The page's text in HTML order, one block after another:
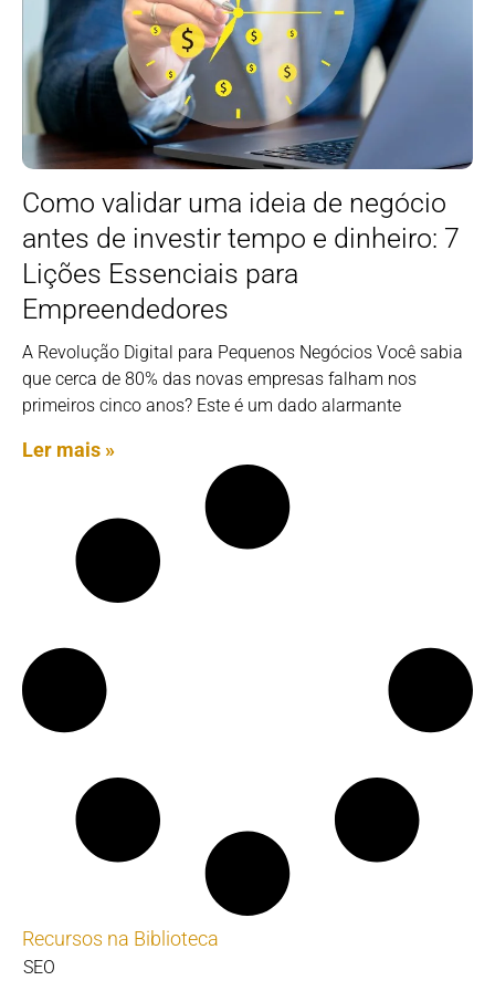
Como validar uma ideia de negócio
antes de investir tempo e dinheiro: 7
Lições Essenciais para
Empreendedores
A Revolução Digital para Pequenos Negócios Você sabia
que cerca de 80% das novas empresas falham nos
primeiros cinco anos? Este é um dado alarmante
Ler mais »
Recursos na Biblioteca
SEO